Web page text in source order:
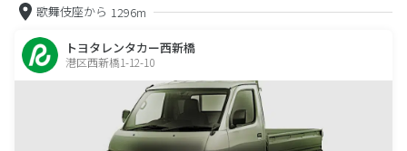
歌舞伎座から 1296m
トヨタレンタカー西新橋
港区西新橋1-12-10